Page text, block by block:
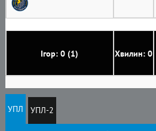
Ігор: 0 (1) Хвилин: 0
УПЛ УПЛ-2